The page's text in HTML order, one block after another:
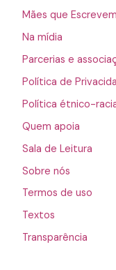
Mães que Escrevem
Na mídia
Parcerias e
Política de
Política étnico-
Quem apoia
Sala de Leitura
Sobre nós
Termos de uso
Textos
Transparência